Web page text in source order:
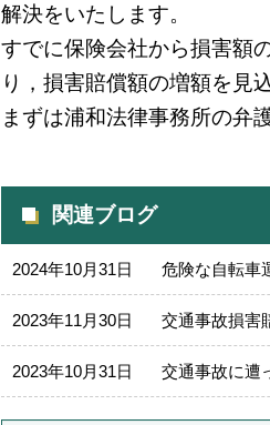
解決をいたします。
すでに保険会社から損害額
り，損害賠償額の増額を見
まずは浦和法律事務所の弁
関連ブログ
2024年10月31日 危険な自転車
2023年11月30日 交通事故損害
2023年10月31日 交通事故に遭